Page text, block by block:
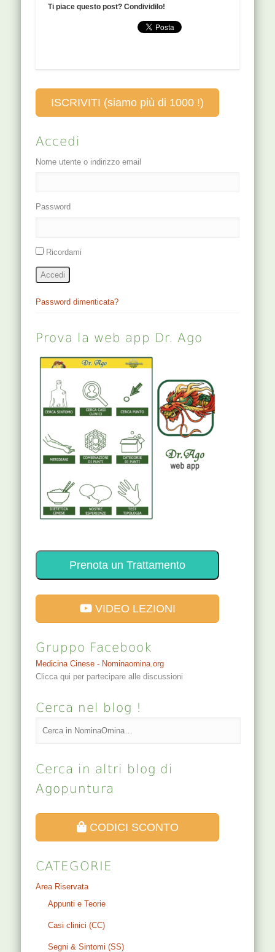
corrispondenza
1 cun
Puntura
perpendicolare,
profondità.
Ti piace questo post? Condividilo!
ISCRIVITI (siamo più di 1000 !)
Accedi
Nome utente o indirizzo email
Password
Ricordami
Accedi
Password dimenticata?
Prova la web app Dr. Ago
Prenota un Trattamento
VIDEO LEZIONI
Gruppo Facebook
Medicina Cinese - Nominaomina.org
Clicca qui per partecipare alle discussioni
Cerca nel blog !
Cerca in altri blog di
Agopuntura
CODICI SCONTO
CATEGORIE
Area Riservata
Appunti e Teorie
Casi clinici (CC)
Segni & Sintomi (SS)